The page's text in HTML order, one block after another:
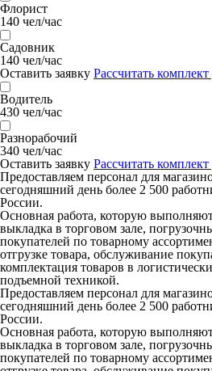
Флорист
140 чел/час
Садовник
140 чел/час
Оставить заявку Рассчитать комплект
Водитель
430 чел/час
Разнорабочий
340 чел/час
Оставить заявку Рассчитать комплект
Предоставляем персонал для
сегодняшний день более 2 500
России.
Основная работа, которую
выкладка в торговом зале,
покупателей по товарному
отгрузке товара, обслуживание
комплектация товаров в
подъемной техникой.
Предоставляем персонал для
сегодняшний день более 2 500
России.
Основная работа, которую
выкладка в торговом зале,
покупателей по товарному